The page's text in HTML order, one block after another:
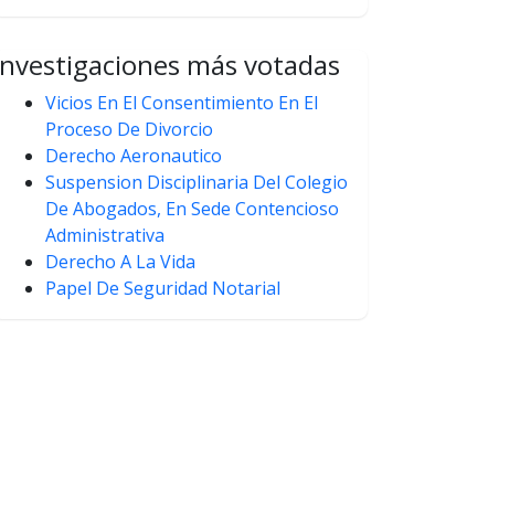
más votadas
Vicios En El Consentimiento En El
Proceso De Divorcio
Derecho Aeronautico
Suspension Disciplinaria Del Colegio
De Abogados, En Sede Contencioso
Administrativa
Derecho A La Vida
Papel De Seguridad Notarial